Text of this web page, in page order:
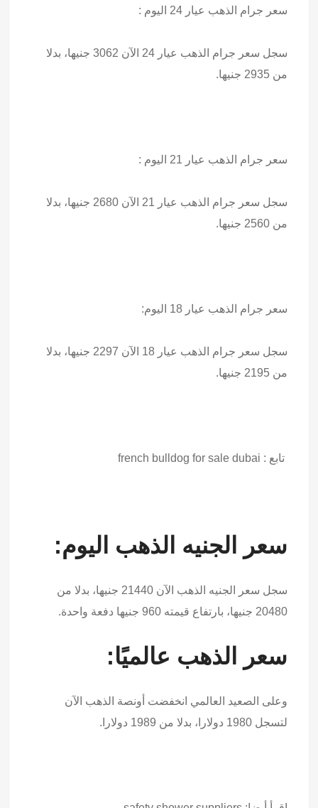
سعر جرام الذهب عيار 24 اليوم :
سجل سعر جرام الذهب عيار 24 الآن 3062 جنيها، بدلا
من 2935 جنيها.
سعر جرام الذهب عيار 21 اليوم :
سجل سعر جرام الذهب عيار 21 الآن 2680 جنيها، بدلا
من 2560 جنيها.
سعر جرام الذهب عيار 18 اليوم:
سجل سعر جرام الذهب عيار 18 الآن 2297 جنيها، بدلا
من 2195 جنيها.
تابع : french bulldog for sale dubai
سعر الجنيه الذهب اليوم:
سجل سعر الجنيه الذهب الآن 21440 جنيها، بدلا من
20480 جنيها، بارتفاع قيمته 960 جنيها دفعة واحدة.
سعر الذهب عالميًا:
وعلى الصعيد العالمي انخفضت أونصة الذهب الآن
لتسجل 1980 دولارا، بدلا من 1989 دولارا.